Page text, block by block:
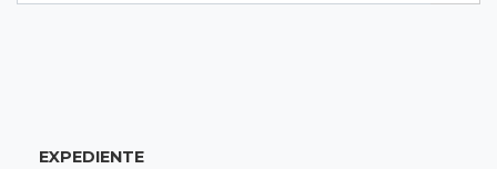
15:53Feriadão
EXPEDIENTE